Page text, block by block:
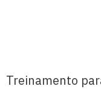
Treinamento